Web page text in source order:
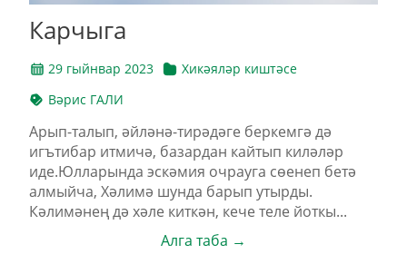
Карчыга
29 гыйнвар 2023
Хикәяләр киштәсе
Вәрис ГАЛИ
Арып-талып, әйләнә-тирәдәге беркемгә дә
игътибар итмичә, базардан кайтып киләләр
иде.Юлларында эскәмия очрауга сөенеп бетә
алмыйча, Хәлимә шунда барып утырды.
Кәлимәнең дә хәле киткән, кече теле йоткы...
Алга таба →